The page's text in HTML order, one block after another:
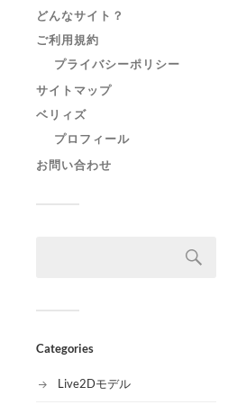
どんなサイト？
ご利用規約
プライバシーポリシー
サイトマップ
ベリィズ
プロフィール
お問い合わせ
Categories
Live2Dモデル